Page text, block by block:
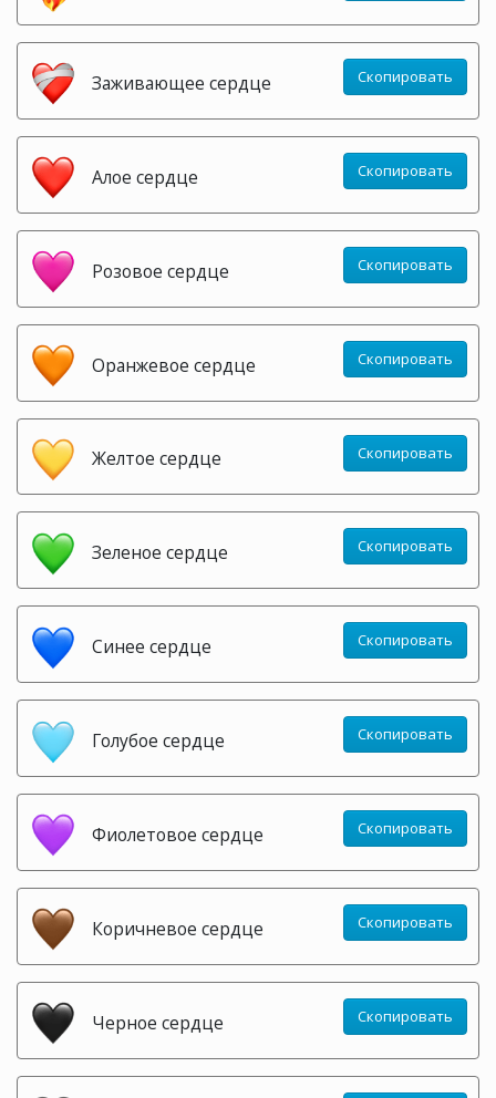
Заживающее сердце Скопировать
Алое сердце Скопировать
Розовое сердце Скопировать
Оранжевое сердце Скопировать
Желтое сердце Скопировать
Зеленое сердце Скопировать
Синее сердце Скопировать
Голубое сердце Скопировать
Фиолетовое сердце Скопировать
Коричневое сердце Скопировать
Черное сердце Скопировать